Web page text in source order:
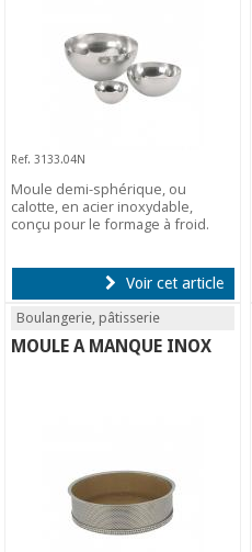
Ref. 3133.04N
Moule demi-sphérique, ou
calotte, en acier inoxydable,
conçu pour le formage à froid.
Voir cet article
Boulangerie, pâtisserie
MOULE A MANQUE INOX